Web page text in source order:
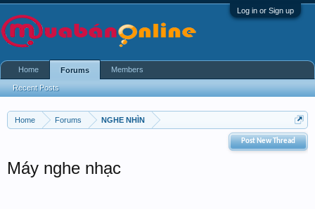
Log in or Sign up
Post New Thread
Home Forums NGHE NHÌN
Máy nghe nhạc
Home Forums
Recent Posts
Members